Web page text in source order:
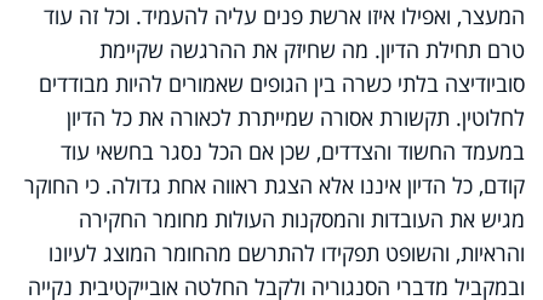
המעצר, ואפילו איזו ארשת פנים עליה להעמיד. וכל זה עוד
טרם תחילת הדיון. מה שחיזק את ההרגשה שקיימת
סוביודיצה בלתי כשרה בין הגופים שאמורים להיות מבודדים
לחלוטין. תקשורת אסורה שמייתרת לכאורה את כל הדיון
במעמד החשוד והצדדים, שכן אם הכל נסגר בחשאי עוד
קודם, כל הדיון איננו אלא הצגת ראווה אחת גדולה. כי החוקר
מגיש את העובדות והמסקנות העולות מחומר החקירה
והראיות, והשופט תפקידו להתרשם מהחומר המוצג לעיונו
ובמקביל מדברי הסנגוריה ולקבל החלטה אובייקטיבית נקייה